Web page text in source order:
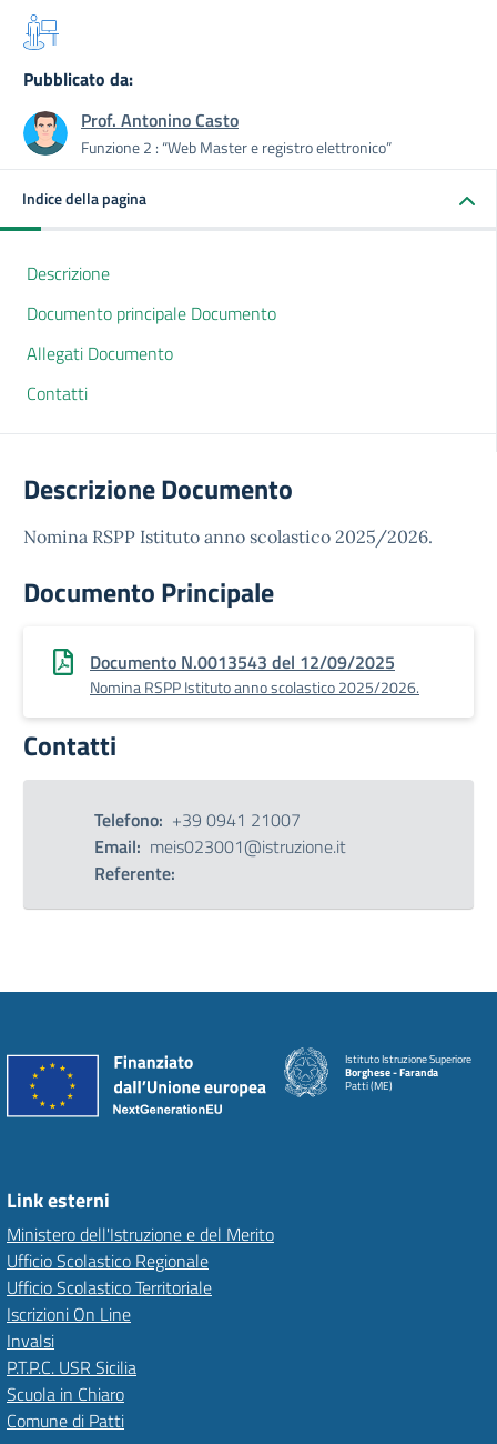
Pubblicato da:
Prof. Antonino Casto
Funzione 2 : “Web Master e registro elettronico”
Indice della pagina
Descrizione
Documento principale Documento
Allegati Documento
Contatti
Descrizione Documento
Nomina RSPP Istituto anno scolastico 2025/2026.
Documento Principale
Documento N.0013543 del 12/09/2025
Nomina RSPP Istituto anno scolastico 2025/2026.
Contatti
Telefono: +39 0941 21007
Email: meis023001@istruzione.it
Referente:
Istituto Istruzione Superiore
Borghese - Faranda
Patti (ME)
Link esterni
Ministero dell'Istruzione e del Merito
Ufficio Scolastico Regionale
Ufficio Scolastico Territoriale
Iscrizioni On Line
Invalsi
P.T.P.C. USR Sicilia
Scuola in Chiaro
Comune di Patti